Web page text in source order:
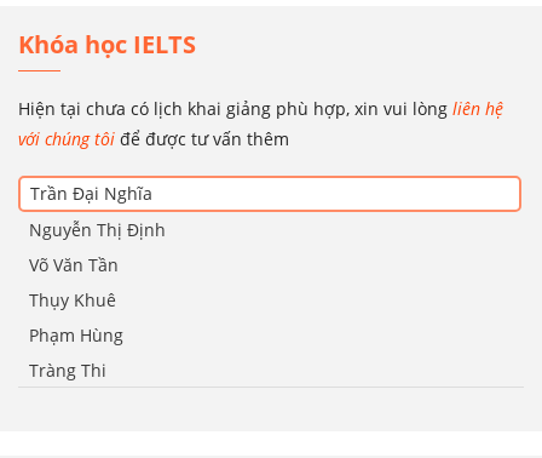
Khóa học IELTS
Hiện tại chưa có lịch khai giảng phù hợp, xin vui lòng liên hệ
với chúng tôi để được tư vấn thêm
Trần Đại Nghĩa
Nguyễn Thị Định
Võ Văn Tần
Thụy Khuê
Phạm Hùng
Tràng Thi